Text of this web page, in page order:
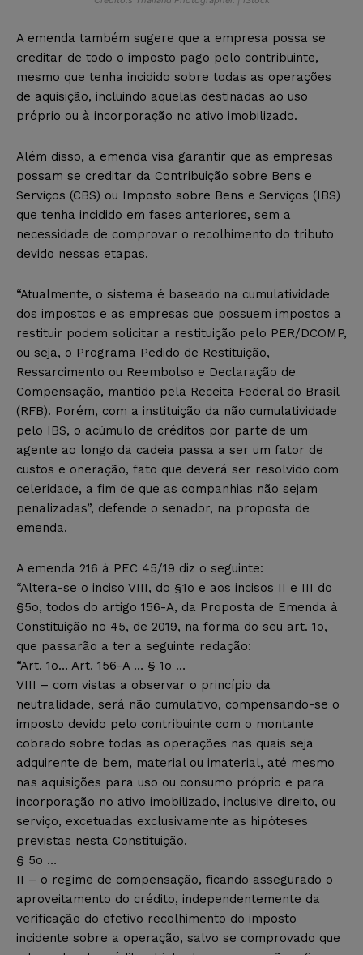
A emenda também sugere que a empresa possa se
creditar de todo o imposto pago pelo contribuinte,
mesmo que tenha incidido sobre todas as operações
de aquisição, incluindo aquelas destinadas ao uso
próprio ou à incorporação no ativo imobilizado.
Além disso, a emenda visa garantir que as empresas
possam se creditar da Contribuição sobre Bens e
Serviços (CBS) ou Imposto sobre Bens e Serviços (IBS)
que tenha incidido em fases anteriores, sem a
necessidade de comprovar o recolhimento do tributo
devido nessas etapas.
“Atualmente, o sistema é baseado na cumulatividade
dos impostos e as empresas que possuem impostos a
restituir podem solicitar a restituição pelo PER/DCOMP,
ou seja, o Programa Pedido de Restituição,
Ressarcimento ou Reembolso e Declaração de
Compensação, mantido pela Receita Federal do Brasil
(RFB). Porém, com a instituição da não cumulatividade
pelo IBS, o acúmulo de créditos por parte de um
agente ao longo da cadeia passa a ser um fator de
custos e oneração, fato que deverá ser resolvido com
celeridade, a fim de que as companhias não sejam
penalizadas”, defende o senador, na proposta de
emenda.
A emenda 216 à PEC 45/19 diz o seguinte:
“Altera-se o inciso VIII, do §1o e aos incisos II e III do
§5o, todos do artigo 156-A, da Proposta de Emenda à
Constituição no 45, de 2019, na forma do seu art. 1o,
que passarão a ter a seguinte redação:
“Art. 1o… Art. 156-A … § 1o …
VIII – com vistas a observar o princípio da
neutralidade, será não cumulativo, compensando-se o
imposto devido pelo contribuinte com o montante
cobrado sobre todas as operações nas quais seja
adquirente de bem, material ou imaterial, até mesmo
nas aquisições para uso ou consumo próprio e para
incorporação no ativo imobilizado, inclusive direito, ou
serviço, excetuadas exclusivamente as hipóteses
previstas nesta Constituição.
§ 5o …
II – o regime de compensação, ficando assegurado o
aproveitamento do crédito, independentemente da
verificação do efetivo recolhimento do imposto
incidente sobre a operação, salvo se comprovado que